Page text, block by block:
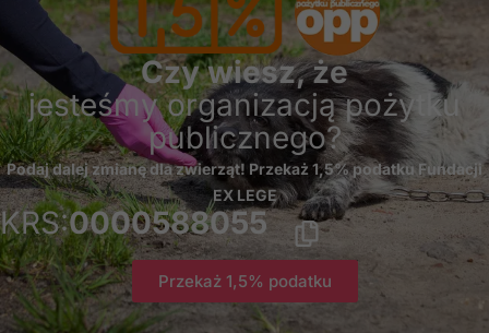
Czy wiesz, że
jesteśmy organizacją pożytku
publicznego?
Podaj dalej zmianę dla zwierząt! Przekaż 1,5% podatku Fundacji
EX LEGE
KRS:0000588055
Przekaż 1,5% podatku